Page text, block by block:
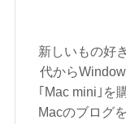
新しいもの好
代から
｢Mac mini｣を
Macのブログ